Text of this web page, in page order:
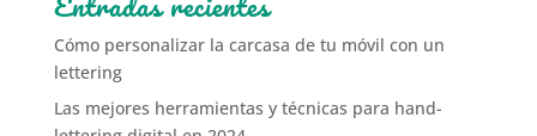
Cómo personalizar la carcasa de tu móvil con un
lettering
Las mejores herramientas y técnicas para hand-